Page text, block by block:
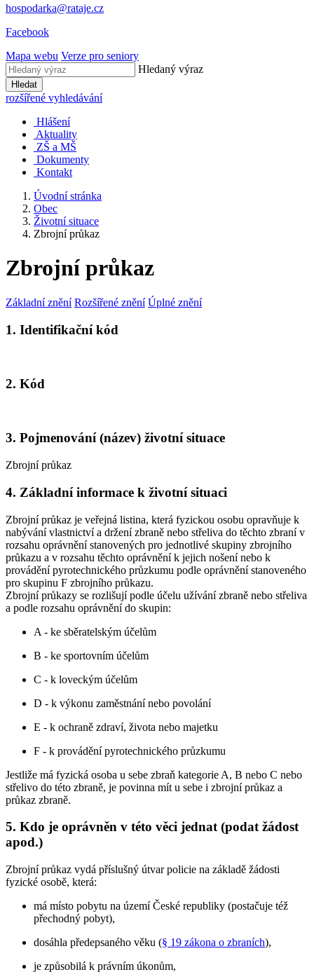
hospodarka@rataje.cz
Facebook
Mapa webu Verze pro seniory
Hledaný výraz
Hledat
rozšířené vyhledávání
Hlášení
Aktuality
ZŠ a MŠ
Dokumenty
Kontakt
Úvodní stránka
Obec
Životní situace
Zbrojní průkaz
Zbrojní průkaz
Základní znění Rozšířené znění Úplné znění
1. Identifikační kód
2. Kód
3. Pojmenování (název) životní situace
Zbrojní průkaz
4. Základní informace k životní situaci
Zbrojní průkaz je veřejná listina, která fyzickou osobu opravňuje k
nabývání vlastnictví a držení zbraně nebo střeliva do těchto zbraní v
rozsahu oprávnění stanovených pro jednotlivé skupiny zbrojního
průkazu a v rozsahu těchto oprávnění k jejich nošení nebo k
provádění pyrotechnického průzkumu podle oprávnění stanoveného
pro skupinu F zbrojního průkazu.
Zbrojní průkazy se rozlišují podle účelu užívání zbraně nebo střeliva
a podle rozsahu oprávnění do skupin:
A - ke sběratelským účelům
B - ke sportovním účelům
C - k loveckým účelům
D - k výkonu zaměstnání nebo povolání
E - k ochraně zdraví, života nebo majetku
F - k provádění pyrotechnického průzkumu
Jestliže má fyzická osoba u sebe zbraň kategorie A, B nebo C nebo
střelivo do této zbraně, je povinna mít u sebe i zbrojní průkaz a
průkaz zbraně.
5. Kdo je oprávněn v této věci jednat (podat žádost
apod.)
Zbrojní průkaz vydá příslušný útvar policie na základě žádosti
fyzické osobě, která:
má místo pobytu na území České republiky (postačuje též
přechodný pobyt),
dosáhla předepsaného věku (§ 19 zákona o zbraních),
je způsobilá k právním úkonům,